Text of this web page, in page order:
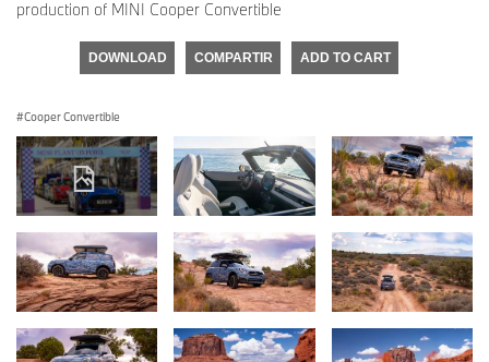
production of MINI Cooper Convertible
DOWNLOAD COMPARTIR ADD TO CART
Cooper Convertible